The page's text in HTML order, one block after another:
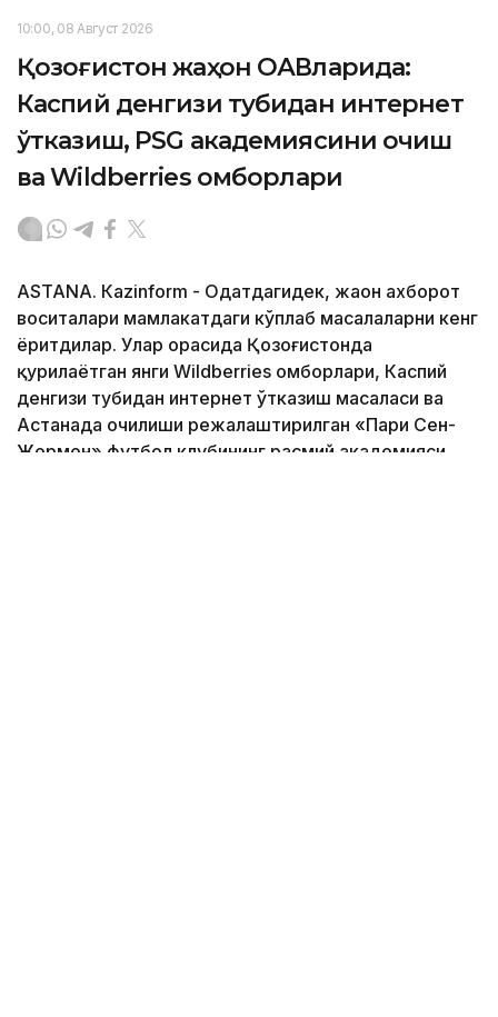
10:00, 08 Август 2026
Қозоғистон жаҳон ОАВларида:
Каспий денгизи тубидан интернет
ўтказиш, PSG академиясини очиш
ва Wildberries омборлари
ASTANА. Кazinform - Одатдагидек, жаҳон ахборот
воситалари мамлакатдаги кўплаб масалаларни кенг
ёритдилар. Улар орасида Қозоғистонда
қурилаётган янги Wildberries омборлари, Каспий
денгизи тубидан интернет ўтказиш масаласи ва
Астанада очилиши режалаштирилган «Пари Сен-
Жермен» футбол клубининг расмий академияси